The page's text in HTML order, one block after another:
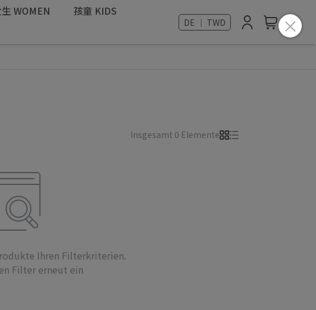
WOMEN
孩童 KIDS
DE ｜ TWD
Insgesamt 0 Elemente
Ihren Filterkriterien.
Filter erneut ein